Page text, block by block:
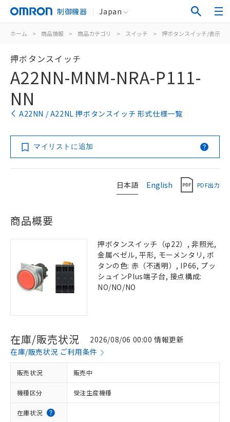
制御機器 Japan
ホーム > 商品情報 > 商品カテゴリ > スイッチ > 押ボタンスイッチ/表示灯
押ボタンスイッチ
A22NN-MNM-NRA-P111-
NN
A22NN / A22NL 押ボタンスイッチ 形式仕様一覧
マイリストに追加
日本語 English PDF出力
商品概要
押ボタンスイッチ（φ22）, 非照光,
金属ベゼル, 平形, モーメンタリ, ボ
タンの色: 赤（不透明）, IP66, プッ
シュインPlus端子台, 接点構成:
NO/NO/NO
在庫/販売状況
2026/08/06 00:00 情報更新
在庫/販売状況 ご利用条件
販売状況 販売中
機種区分 受注生産機種
在庫状況